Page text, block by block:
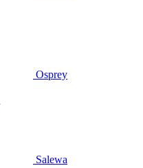
Osprey
Salewa